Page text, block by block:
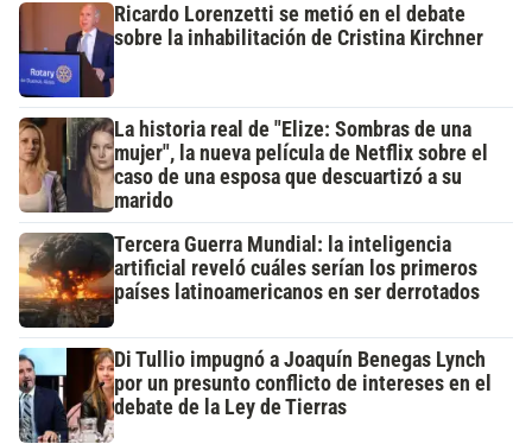
Ricardo Lorenzetti se metió en el debate
sobre la inhabilitación de Cristina Kirchner
La historia real de "Elize: Sombras de una
mujer", la nueva película de Netflix sobre el
caso de una esposa que descuartizó a su
marido
Tercera Guerra Mundial: la inteligencia
artificial reveló cuáles serían los primeros
países latinoamericanos en ser derrotados
Di Tullio impugnó a Joaquín Benegas Lynch
por un presunto conflicto de intereses en el
debate de la Ley de Tierras